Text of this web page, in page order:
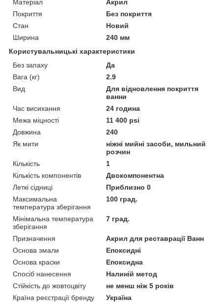
Матеріал
Акрил
Покриття
Без покриття
Стан
Новий
Ширина
240 мм
Користувальницькі характеристики
Без запаху
Да
Вага (кг)
2.9
Вид
Для відновлення покриття
ванни
Час висихання
24 година
Межа міцності
11 400 psi
Довжина
240
Як мити
ніжні мийні засоби, мильний
розчин
Кількість
1
Кількість компонентів
Двокомпонентна
Леткі сідниці
Приблизно 0
Максимальна
температура зберігання
100 град.
Мінімальна температура
зберігання
7 град.
Призначення
Акрил для реставрації Ванн
Основа эмали
Епоксидні
Основа краски
Епоксидна
Спосіб нанесення
Налиній метод
Стійкість до жовтоцвіту
не менш ніж 5 років
Країна реєстрації бренду
Україна